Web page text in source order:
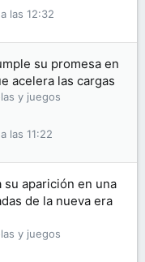
las 12:32
su promesa en
acelera las cargas
y juegos
las 11:22
su aparición en una
de la nueva era
y juegos